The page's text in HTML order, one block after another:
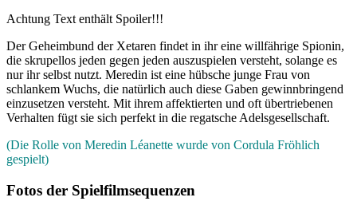
Achtung Text enthält Spoiler!!!
Der Geheimbund der Xetaren findet in ihr eine willfährige Spionin,
die skrupellos jeden gegen jeden auszuspielen versteht, solange es
nur ihr selbst nutzt. Meredin ist eine hübsche junge Frau von
schlankem Wuchs, die natürlich auch diese Gaben gewinnbringend
einzusetzen versteht. Mit ihrem affektierten und oft übertriebenen
Verhalten fügt sie sich perfekt in die regatsche Adelsgesellschaft.
(Die Rolle von Meredin Léanette wurde von Cordula Fröhlich
gespielt)
Fotos der Spielfilmsequenzen